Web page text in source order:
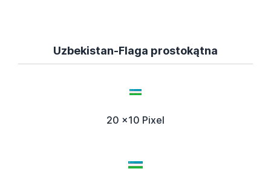
Uzbekistan-Flaga prostokątna
20 x10 Pixel